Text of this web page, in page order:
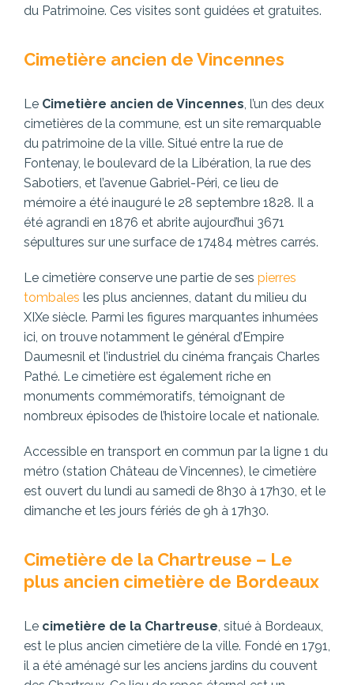
du Patrimoine. Ces visites sont guidées et gratuites.
Cimetière ancien de Vincennes
Le Cimetière ancien de Vincennes, l’un des deux
cimetières de la commune, est un site remarquable
du patrimoine de la ville. Situé entre la rue de
Fontenay, le boulevard de la Libération, la rue des
Sabotiers, et l’avenue Gabriel-Péri, ce lieu de
mémoire a été inauguré le 28 septembre 1828. Il a
été agrandi en 1876 et abrite aujourd’hui 3671
sépultures sur une surface de 17484 mètres carrés.
Le cimetière conserve une partie de ses pierres
tombales les plus anciennes, datant du milieu du
XIXe siècle. Parmi les figures marquantes inhumées
ici, on trouve notamment le général d’Empire
Daumesnil et l’industriel du cinéma français Charles
Pathé. Le cimetière est également riche en
monuments commémoratifs, témoignant de
nombreux épisodes de l’histoire locale et nationale.
Accessible en transport en commun par la ligne 1 du
métro (station Château de Vincennes), le cimetière
est ouvert du lundi au samedi de 8h30 à 17h30, et le
dimanche et les jours fériés de 9h à 17h30.
Cimetière de la Chartreuse – Le
plus ancien cimetière de Bordeaux
Le cimetière de la Chartreuse, situé à Bordeaux,
est le plus ancien cimetière de la ville. Fondé en 1791,
il a été aménagé sur les anciens jardins du couvent